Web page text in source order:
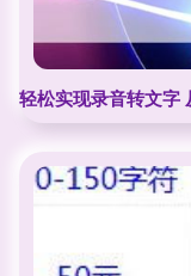
轻松实现录音转文字